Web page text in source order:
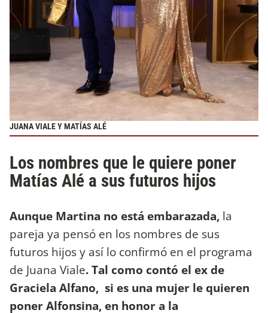
JUANA VIALE Y MATÍAS ALÉ
Los nombres que le quiere poner
Matías Alé a sus futuros hijos
Aunque Martina no está embarazada, la
pareja ya pensó en los nombres de sus
futuros hijos y así lo confirmó en el programa
de Juana Viale. Tal como contó el ex de
Graciela Alfano, si es una mujer le quieren
poner Alfonsina, en honor a la